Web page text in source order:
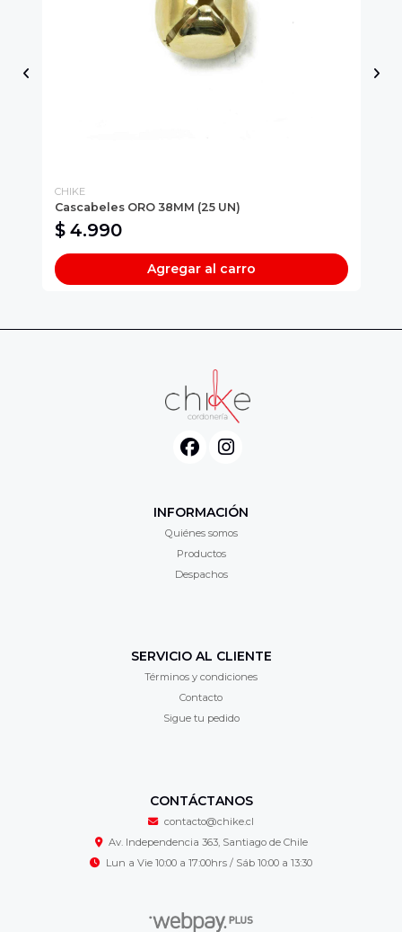
CHIKE
Cascabeles ORO 38MM (25 UN)
$ 4.990
Agregar al carro
INFORMACIÓN
Quiénes somos
Productos
Despachos
SERVICIO AL CLIENTE
Términos y condiciones
Contacto
Sigue tu pedido
CONTÁCTANOS
contacto@chike.cl
Av. Independencia 363, Santiago de Chile
Lun a Vie 10:00 a 17:00hrs / Sáb 10:00 a 13:30